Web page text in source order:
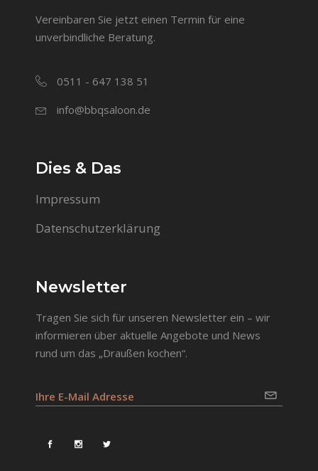
Vereinbaren Sie jetzt einen Termin für eine
unverbindliche Beratung.
0511 - 647 138 51
info@bbqsaloon.de
Dies & Das
Impressum
Datenschutzerklärung
Newsletter
Tragen Sie sich für unseren Newsletter ein – wir
informieren über aktuelle Angebote und News
rund um das „Draußen kochen“.